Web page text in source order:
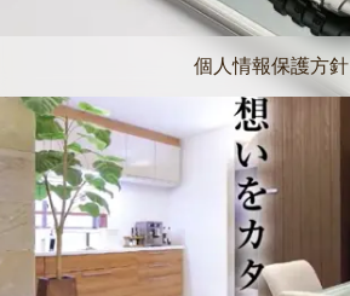
個人情報保護方針